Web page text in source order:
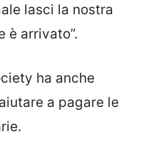
lasci la nostra
è arrivato”.
ha anche
a pagare le